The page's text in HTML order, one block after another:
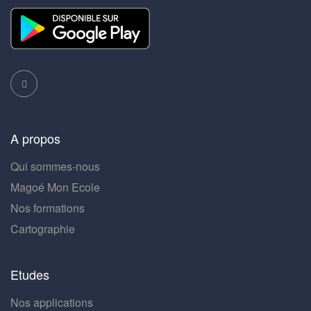
A propos
Qui sommes-nous
Magoé Mon Ecole
Nos formations
Cartographie
Etudes
Nos applications